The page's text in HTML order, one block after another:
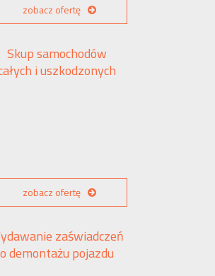
zobacz ofertę
Skup samochodów
i uszkodzonych
zobacz ofertę
zaświadczeń
o demontażu pojazdu